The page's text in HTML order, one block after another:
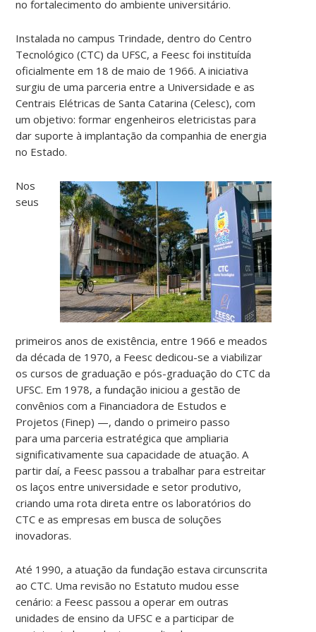
no fortalecimento do ambiente universitário.
Instalada no campus Trindade, dentro do Centro
Tecnológico (CTC) da UFSC, a Feesc foi instituída
oficialmente em 18 de maio de 1966. A iniciativa
surgiu de uma parceria entre a Universidade e as
Centrais Elétricas de Santa Catarina (Celesc), com
um objetivo: formar engenheiros eletricistas para
dar suporte à implantação da companhia de energia
no Estado.
Nos
seus
primeiros anos de existência, entre 1966 e meados
da década de 1970, a Feesc dedicou-se a viabilizar
os cursos de graduação e pós-graduação do CTC da
UFSC. Em 1978, a fundação iniciou a gestão de
convênios com a Financiadora de Estudos e
Projetos (Finep) —, dando o primeiro passo
para uma parceria estratégica que ampliaria
significativamente sua capacidade de atuação. A
partir daí, a Feesc passou a trabalhar para estreitar
os laços entre universidade e setor produtivo,
criando uma rota direta entre os laboratórios do
CTC e as empresas em busca de soluções
inovadoras.
Até 1990, a atuação da fundação estava circunscrita
ao CTC. Uma revisão no Estatuto mudou esse
cenário: a Feesc passou a operar em outras
unidades de ensino da UFSC e a participar de